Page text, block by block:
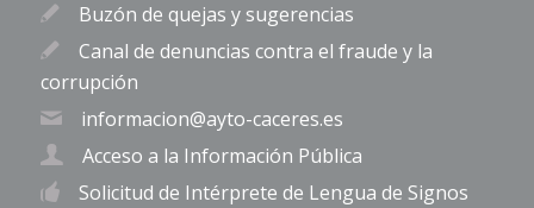
Buzón de quejas y sugerencias
Canal de denuncias contra el fraude y la
corrupción
informacion@ayto-caceres.es
Acceso a la Información Pública
Solicitud de Intérprete de Lengua de Signos